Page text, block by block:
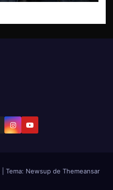
Tema: Newsup de Themeansar